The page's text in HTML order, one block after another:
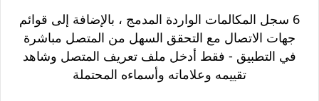
6 سجل المكالمات الواردة المدمج ، بالإضافة إلى قوائم
جهات الاتصال مع التحقق السهل من المتصل مباشرة
في التطبيق - فقط أدخل ملف تعريف المتصل وشاهد
تقييمه وعلاماته وأسماءه المحتملة